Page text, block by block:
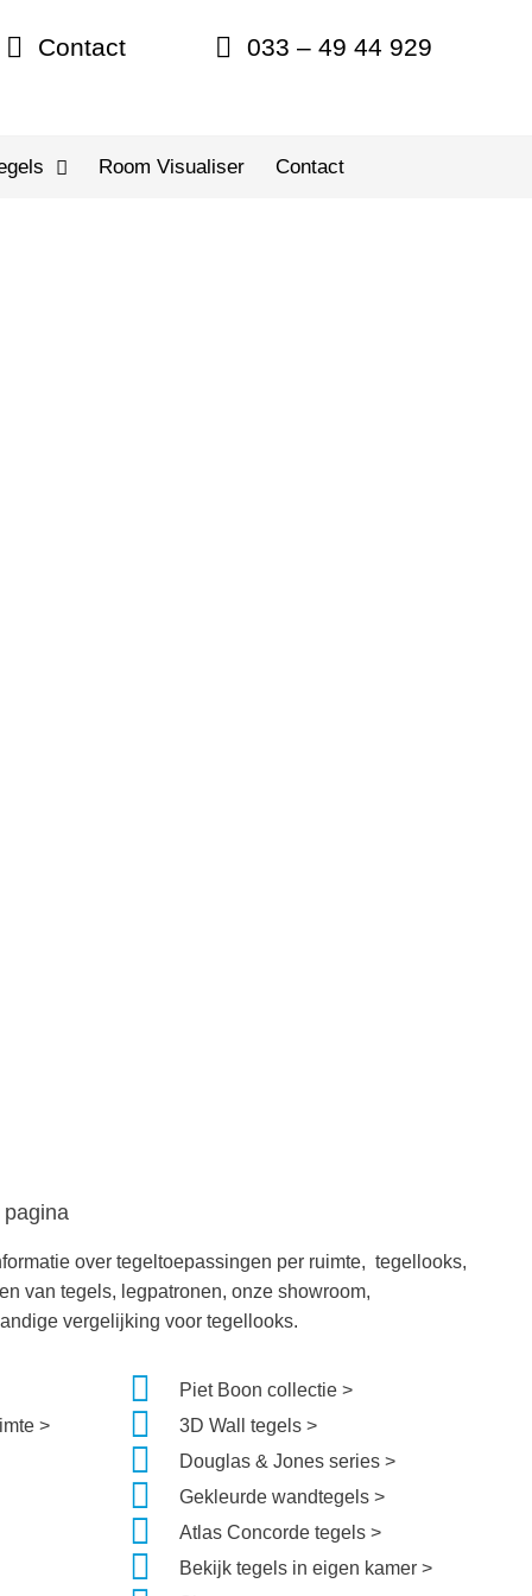
Contact 033 – 49 44 929
Room Visualiser Contact
over tegeltoepassingen per ruimte, tegellooks,
van tegels, legpatronen, onze showroom,
vergelijking voor tegellooks.
>
Piet Boon collectie >
3D Wall tegels >
Douglas & Jones series >
Gekleurde wandtegels >
Atlas Concorde tegels >
Bekijk tegels in eigen kamer >